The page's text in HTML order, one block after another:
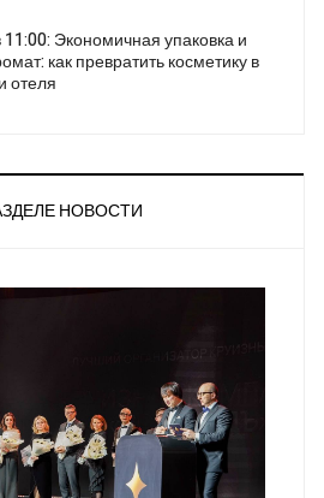
11:00: Экономичная упаковка и
как превратить косметику в
отеля
НОВОСТИ